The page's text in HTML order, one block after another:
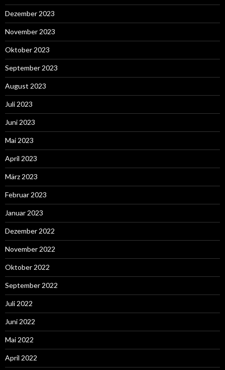
Dezember 2023
November 2023
Oktober 2023
September 2023
August 2023
Juli 2023
Juni 2023
Mai 2023
April 2023
März 2023
Februar 2023
Januar 2023
Dezember 2022
November 2022
Oktober 2022
September 2022
Juli 2022
Juni 2022
Mai 2022
April 2022